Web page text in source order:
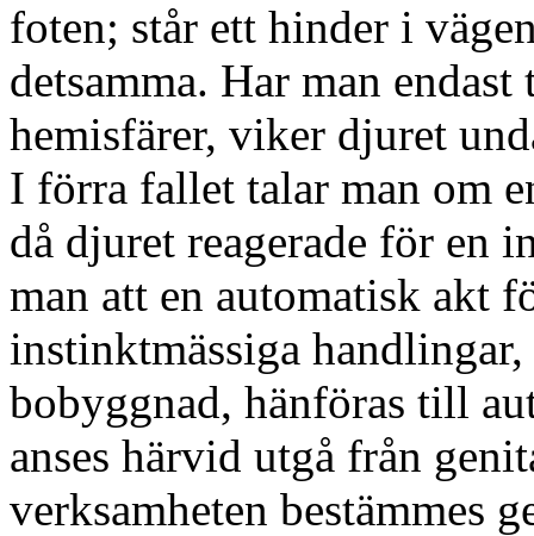
foten; står ett hinder i
detsamma. Har man
hemisfärer, viker djuret
I förra fallet talar man om
då djuret reagerade för en
man att en automatisk akt
instinktmässiga
bobyggnad, hänföras till
anses härvid utgå från
verksamheten bestämmes